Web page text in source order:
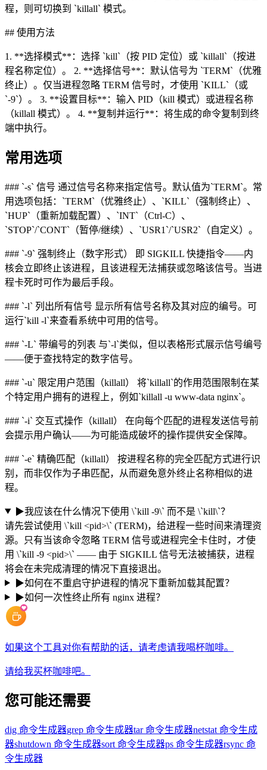
程，则可切换到 `killall` 模式。
## 使用方法
1. **选择模式**：选择 `kill`（按 PID 定位）或 `killall`（按进
程名称定位）。 2. **选择信号**：默认信号为 `TERM`（优雅
终止）。仅当进程忽略 TERM 信号时，才使用 `KILL`（或
`-9`）。 3. **设置目标**：输入 PID（kill 模式）或进程名称
（killall 模式）。 4. **复制并运行**：将生成的命令复制到终
端中执行。
常用选项
### `-s` 信号 通过信号名称来指定信号。默认值为`TERM`。常
用选项包括：`TERM`（优雅终止）、`KILL`（强制终止）、
`HUP`（重新加载配置）、`INT`（Ctrl-C）、
`STOP`/`CONT`（暂停/继续）、`USR1`/`USR2`（自定义）。
### `-9` 强制终止（数字形式） 即 SIGKILL 快捷指令——内
核会立即终止该进程，且该进程无法捕获或忽略该信号。当进
程卡死时可作为最后手段。
### `-l` 列出所有信号 显示所有信号名称及其对应的编号。可
运行`kill -l`来查看系统中可用的信号。
### `-L` 带编号的列表 与`-l`类似，但以表格形式展示信号编号
——便于查找特定的数字信号。
### `-u` 限定用户范围（killall） 将`killall`的作用范围限制在某
个特定用户拥有的进程上，例如`killall -u www-data nginx`。
### `-i` 交互式操作（killall） 在向每个匹配的进程发送信号前
会提示用户确认——为可能造成破坏的操作提供安全保障。
### `-e` 精确匹配（killall） 按进程名称的完全匹配方式进行识
别，而非仅作为子串匹配，从而避免意外终止名称相似的进
程。
▶我应该在什么情况下使用 \`kill -9\` 而不是 \`kill\`？
请先尝试使用 \`kill <pid>\` (TERM)，给进程一些时间来清理资
源。只有当该命令忽略 TERM 信号或进程完全卡住时，才使
用 \`kill -9 <pid>\` —— 由于 SIGKILL 信号无法被捕获，进程
将会在未完成清理的情况下直接退出。
▶如何在不重启守护进程的情况下重新加载其配置？
▶如何一次性终止所有 nginx 进程？
如果这个工具对你有帮助的话，请考虑请我喝杯咖啡。
请给我买杯咖啡吧。
您可能还需要
dig 命令生成器grep 命令生成器tar 命令生成器netstat 命令生成
器shutdown 命令生成器sort 命令生成器ps 命令生成器rsync 命
令生成器